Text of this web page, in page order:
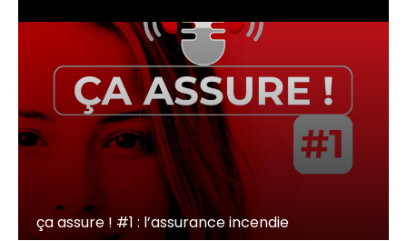
ça assure ! #1 : l’assurance incendie